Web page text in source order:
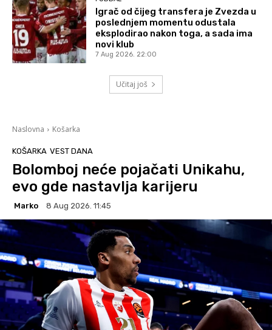
Igrač od čijeg transfera je Zvezda u
poslednjem momentu odustala
eksplodirao nakon toga, a sada ima
novi klub
7 Aug 2026. 22:00
Učitaj još